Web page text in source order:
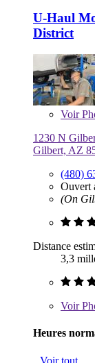
U-Haul
District
Voir
1230 N
Gilbert, AZ
(480)
Ouvert
(On
Distance
3,3
Voir
Heures
Voir tout